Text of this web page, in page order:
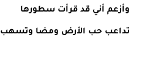
وأزعم أني قد قرأت سطورها
تداعب حب الأرض ومضا وتسهب